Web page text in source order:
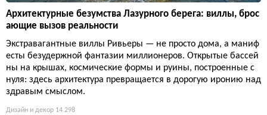
Архитектурные безумства Лазурного берега: виллы, брос
ающие вызов реальности
Экстравагантные виллы Ривьеры — не просто дома, а маниф
есты безудержной фантазии миллионеров. Открытые бассей
ны на крышах, космические формы и руины, построенные с
нуля: здесь архитектура превращается в дорогую иронию над
здравым смыслом.
Дизайн и декор 14 298